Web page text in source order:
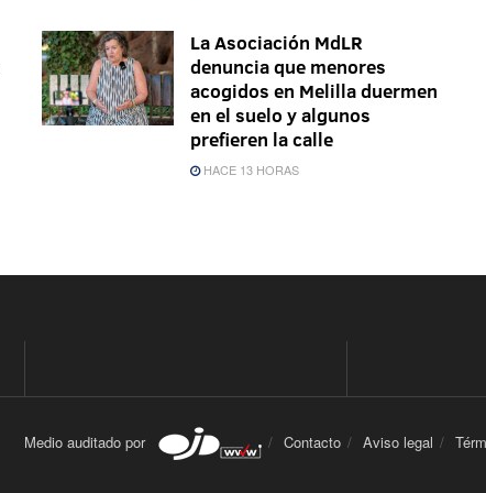
La Asociación MdLR
denuncia que menores
acogidos en Melilla duermen
en el suelo y algunos
prefieren la calle
HACE 13 HORAS
Medio auditado por Contacto Aviso legal